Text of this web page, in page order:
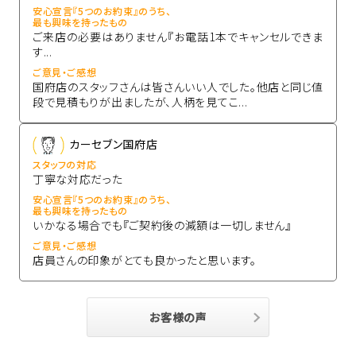
安心宣言『5つのお約束』のうち、
最も興味を持ったもの
ご来店の必要はありません『お電話1本でキャンセルできま
す...
ご意見・ご感想
国府店のスタッフさんは皆さんいい人でした。他店と同じ値
段で見積もりが出ましたが、人柄を見てこ...
カーセブン国府店
スタッフの対応
丁寧な対応だった
安心宣言『5つのお約束』のうち、
最も興味を持ったもの
いかなる場合でも『ご契約後の減額は一切しません』
ご意見・ご感想
店員さんの印象がとても良かったと思います。
お客様の声